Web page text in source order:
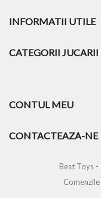
INFORMATII UTILE
CATEGORII JUCARII
CONTUL MEU
CONTACTEAZA-NE
Best Toys -